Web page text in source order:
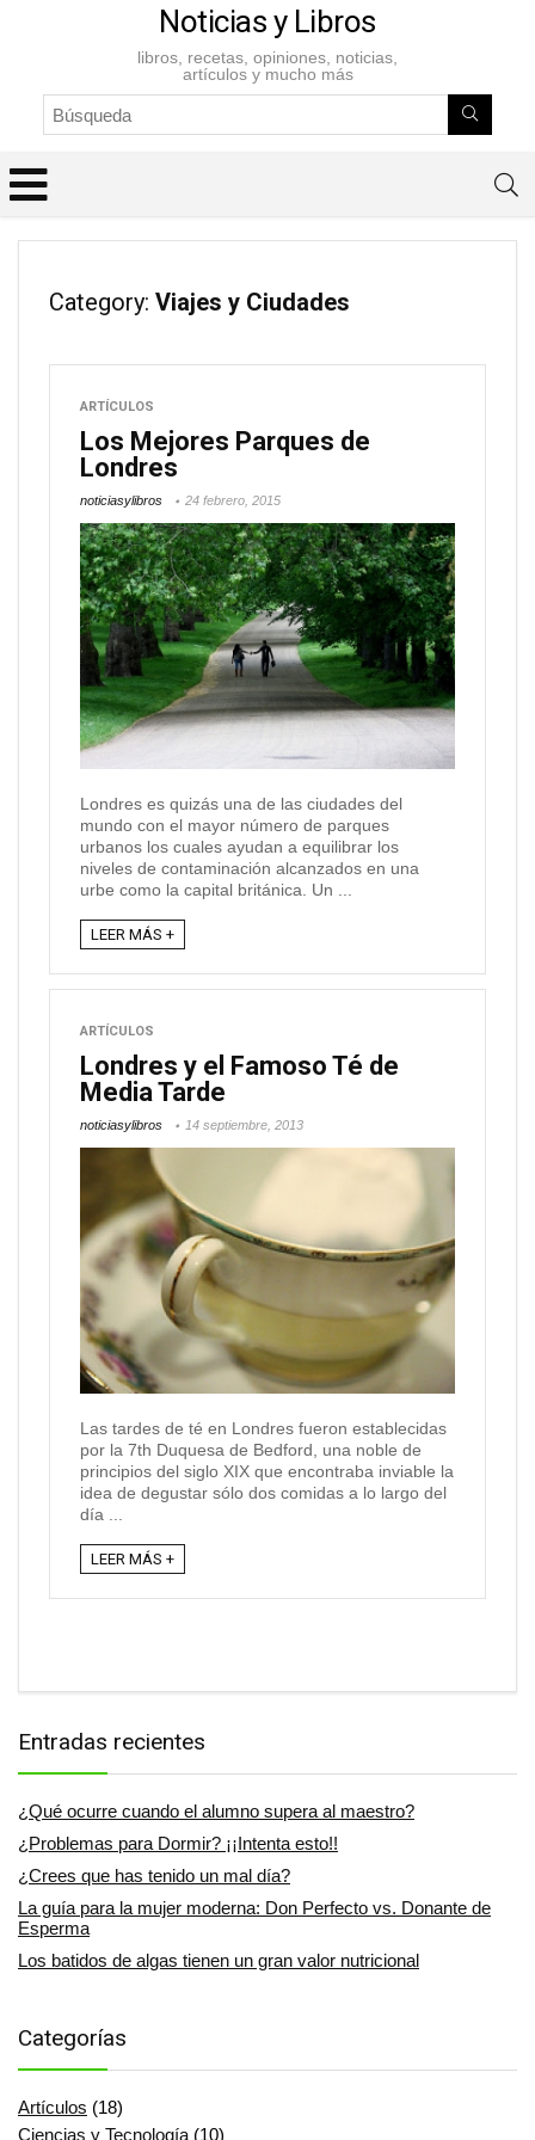
Noticias y Libros
libros, recetas, opiniones, noticias,
artículos y mucho más
Category: Viajes y Ciudades
ARTÍCULOS
Los Mejores Parques de
Londres
noticiasylibros 24 febrero, 2015
Londres es quizás una de las ciudades del
mundo con el mayor número de parques
urbanos los cuales ayudan a equilibrar los
niveles de contaminación alcanzados en una
urbe como la capital británica. Un ...
LEER MÁS +
ARTÍCULOS
Londres y el Famoso Té de
Media Tarde
noticiasylibros 14 septiembre, 2013
Las tardes de té en Londres fueron establecidas
por la 7th Duquesa de Bedford, una noble de
principios del siglo XIX que encontraba inviable la
idea de degustar sólo dos comidas a lo largo del
día ...
LEER MÁS +
Entradas recientes
¿Qué ocurre cuando el alumno supera al maestro?
¿Problemas para Dormir? ¡¡Intenta esto!!
¿Crees que has tenido un mal día?
La guía para la mujer moderna: Don Perfecto vs. Donante de
Esperma
Los batidos de algas tienen un gran valor nutricional
Categorías
Artículos (18)
Ciencias y Tecnología (10)